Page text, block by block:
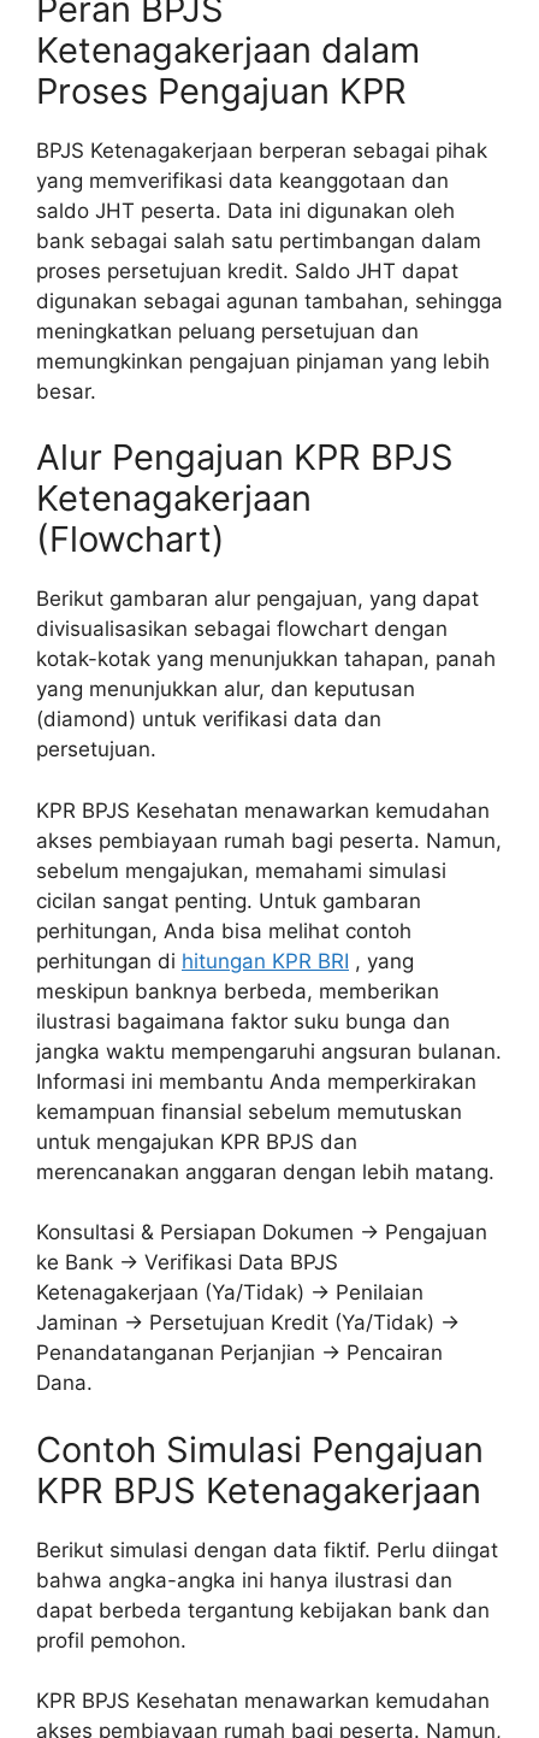
Peran BPJS
Ketenagakerjaan dalam
Proses Pengajuan KPR
BPJS Ketenagakerjaan berperan sebagai pihak
yang memverifikasi data keanggotaan dan
saldo JHT peserta. Data ini digunakan oleh
bank sebagai salah satu pertimbangan dalam
proses persetujuan kredit. Saldo JHT dapat
digunakan sebagai agunan tambahan, sehingga
meningkatkan peluang persetujuan dan
memungkinkan pengajuan pinjaman yang lebih
besar.
Alur Pengajuan KPR BPJS
Ketenagakerjaan
(Flowchart)
Berikut gambaran alur pengajuan, yang dapat
divisualisasikan sebagai flowchart dengan
kotak-kotak yang menunjukkan tahapan, panah
yang menunjukkan alur, dan keputusan
(diamond) untuk verifikasi data dan
persetujuan.
KPR BPJS Kesehatan menawarkan kemudahan
akses pembiayaan rumah bagi peserta. Namun,
sebelum mengajukan, memahami simulasi
cicilan sangat penting. Untuk gambaran
perhitungan, Anda bisa melihat contoh
perhitungan di hitungan KPR BRI , yang
meskipun banknya berbeda, memberikan
ilustrasi bagaimana faktor suku bunga dan
jangka waktu mempengaruhi angsuran bulanan.
Informasi ini membantu Anda memperkirakan
kemampuan finansial sebelum memutuskan
untuk mengajukan KPR BPJS dan
merencanakan anggaran dengan lebih matang.
Konsultasi & Persiapan Dokumen -> Pengajuan
ke Bank -> Verifikasi Data BPJS
Ketenagakerjaan (Ya/Tidak) -> Penilaian
Jaminan -> Persetujuan Kredit (Ya/Tidak) ->
Penandatanganan Perjanjian -> Pencairan
Dana.
Contoh Simulasi Pengajuan
KPR BPJS Ketenagakerjaan
Berikut simulasi dengan data fiktif. Perlu diingat
bahwa angka-angka ini hanya ilustrasi dan
dapat berbeda tergantung kebijakan bank dan
profil pemohon.
KPR BPJS Kesehatan menawarkan kemudahan
akses pembiayaan rumah bagi peserta. Namun,